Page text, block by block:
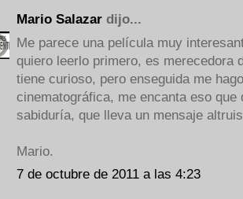
Mario Salazar dijo...
Me parece una película muy
quiero leerlo primero, es merecedora
tiene curioso, pero enseguida me
cinematográfica, me encanta eso que
sabiduría, que lleva un mensaje
Mario.
7 de octubre de 2011 a las 4:23